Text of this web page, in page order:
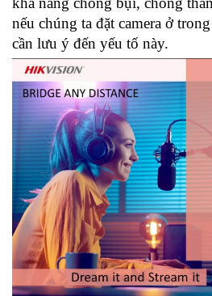
nếu chúng ta đặt camera ở
cần lưu ý đến yếu tố này.